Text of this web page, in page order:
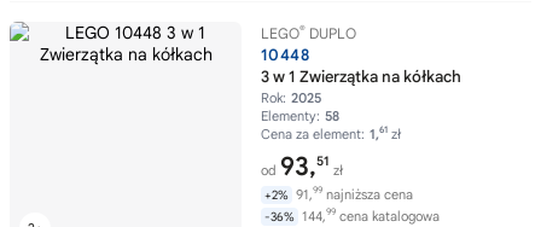
LEGO® DUPLO
10448
3 w 1 Zwierzątka na kółkach
Rok: 2025
Elementy: 58
Cena za element: 1,61 zł
od 93,51
zł
+2% 91,99 najniższa cena
-36% 144,99 cena katalogowa